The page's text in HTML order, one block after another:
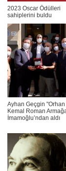
2023 Oscar Ödülleri
sahiplerini buldu
Ayhan Geçgin "Orhan
Kemal Roman
İmamoğlu’ndan aldı